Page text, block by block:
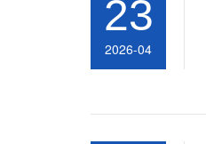
23
2026-04